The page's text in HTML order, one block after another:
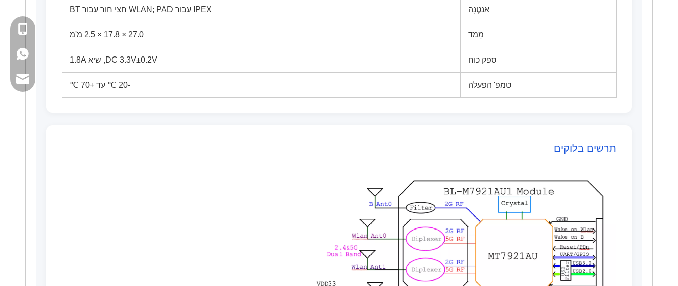
אַנטֶנָה IPEX עבור WLAN; PAD חצי חור עבור BT
מֵמַד 27.0 × 17.8 × 2.5 מ'מ
ספק כוח DC 3.3V±0.2V, שיא 1.8A
טמפ' הפעלה -20 ℃ עד +70 ℃
תרשים בלוקים
+86- 13923714138
+86 13923714138
דוא'ל עסקי: sales@lb-link.com